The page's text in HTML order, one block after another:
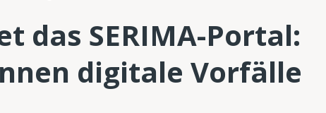
das SERIMA-Portal:
digitale Vorfälle